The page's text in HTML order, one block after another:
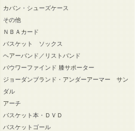
カバン・シューズケース
その他
ＮＢＡカード
バスケット ソックス
ヘアーバンド／リストバンド
バウワーファインド 膝サポーター
ジョーダンブランド・アンダーアーマー サン
ダル
アーチ
バスケット本・ＤＶＤ
バスケットゴール